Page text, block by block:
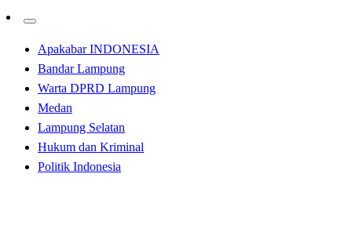
Apakabar INDONESIA
Bandar Lampung
Warta DPRD Lampung
Medan
Lampung Selatan
Hukum dan Kriminal
Politik Indonesia